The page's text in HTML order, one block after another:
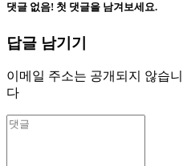
댓글 없음! 첫 댓글을 남겨보세요.
답글 남기기
이메일 주소는 공개되지 않습
다